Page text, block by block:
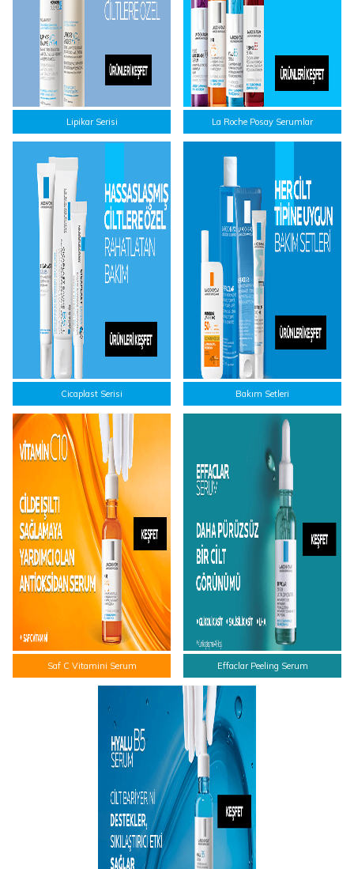
Lipikar Serisi La Roche Posay Serumlar
Cicaplast Serisi Bakım Setleri
Saf C Vitamini Serum Effaclar Peeling Serum